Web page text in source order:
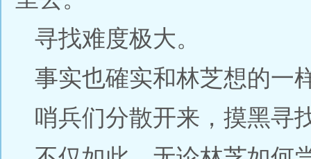
寻找难度极大。
事实也確实和林芝想的一
哨兵们分散开来，摸黑寻